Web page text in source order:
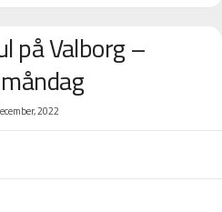
på Valborg –
2022